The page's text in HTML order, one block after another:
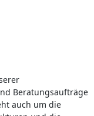
Beratungsaufträge
auch um die